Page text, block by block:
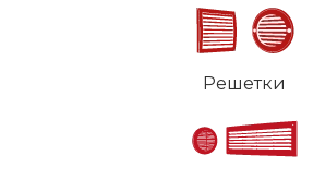
Решетки